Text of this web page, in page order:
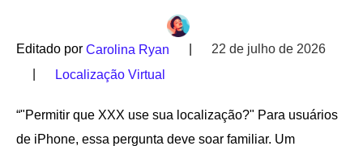
Editado por Carolina Ryan
22 de julho de 2026
Localização Virtual
“"Permitir que XXX use sua localização?" Para usuários
de iPhone, essa pergunta deve soar familiar. Um